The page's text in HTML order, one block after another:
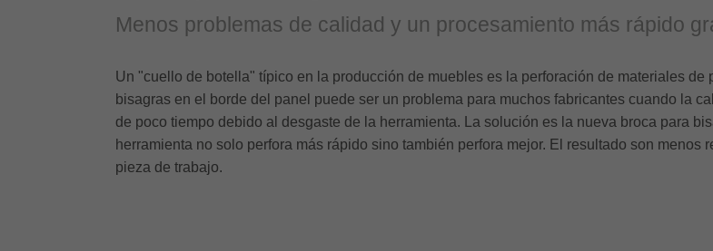
Menos problemas de calidad y un procesamiento más rápido
Un "cuello de botella" típico en la producción de muebles es la perforación de materiales
bisagras en el borde del panel puede ser un problema para muchos fabricantes cuando la
de poco tiempo debido al desgaste de la herramienta. La solución es la nueva broca para
herramienta no solo perfora más rápido sino también perfora mejor. El resultado son
pieza de trabajo.